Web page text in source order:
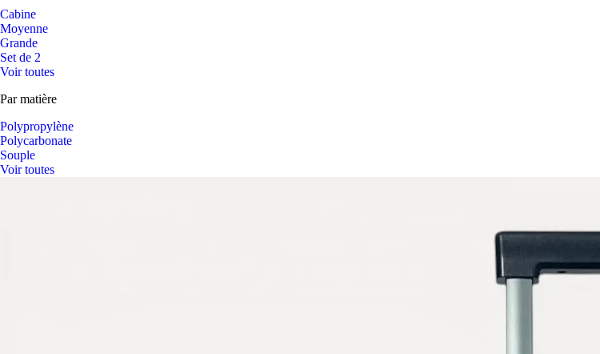
Cabine
Moyenne
Grande
Set de 2
Voir toutes
Par matière
Polypropylène
Polycarbonate
Souple
Voir toutes